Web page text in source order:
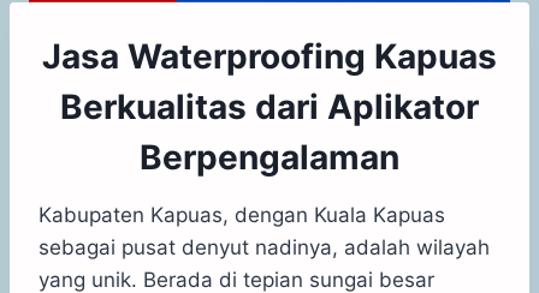
Jasa Waterproofing Kapuas
Berkualitas dari Aplikator
Berpengalaman
Kabupaten Kapuas, dengan Kuala Kapuas
sebagai pusat denyut nadinya, adalah wilayah
yang unik. Berada di tepian sungai besar